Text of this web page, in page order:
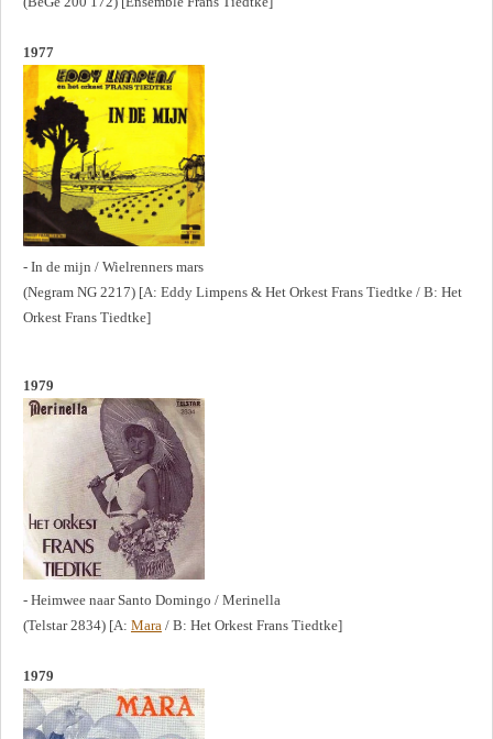
1977
- In de mijn / Wielrenners mars
(Negram NG 2217) [A: Eddy Limpens & Het Orkest Frans Tiedtke / B: Het
Orkest Frans Tiedtke]
1979
- Heimwee naar Santo Domingo / Merinella
(Telstar 2834) [A: Mara / B: Het Orkest Frans Tiedtke]
1979